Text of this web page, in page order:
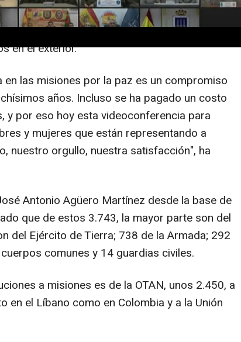
sábado antes del desfile por el Día de la Fiesta
con las distintas misiones y a los más de
en el exterior.
en las misiones por la paz es un compromiso
años. Incluso se ha pagado un costo
y por eso hoy esta videoconferencia para
y mujeres que están representando a
nuestro orgullo, nuestra satisfacción", ha
Antonio Agüero Martínez desde la base de
que de estos 3.743, la mayor parte son del
del Ejército de Tierra; 738 de la Armada; 292
comunes y 14 guardias civiles.
a misiones es de la OTAN, unos 2.450, a
en el Líbano como en Colombia y a la Unión